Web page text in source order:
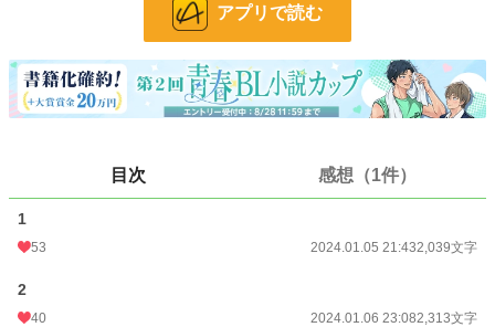
2024.06.24 23:55
初回公開日時 2024.01.05 21:43
初回完結日時 2024.01.14 09:08
アプリで読む
目次 感想（1件）
1
53 2024.01.05 21:432,039文字
2
40 2024.01.06 23:082,313文字